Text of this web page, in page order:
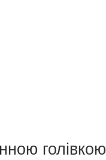
голівкою